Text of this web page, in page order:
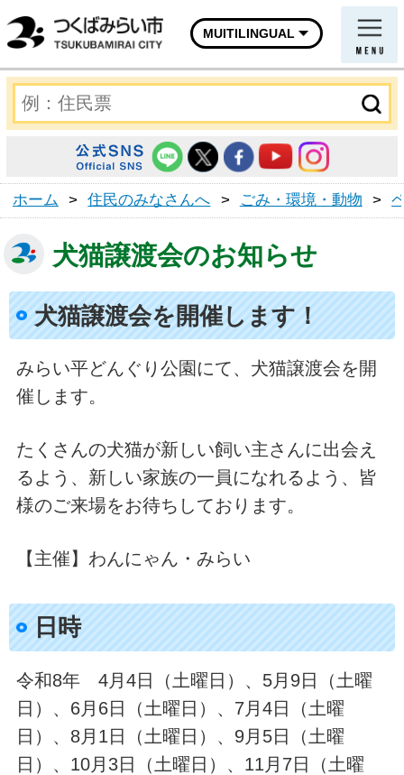
MUITILINGUAL
ホーム > 住民のみなさんへ > ごみ・環境・動物 >
犬猫譲渡会のお知らせ
犬猫譲渡会を開催します！
みらい平どんぐり公園にて、犬猫譲渡会を開
催します。
たくさんの犬猫が新しい飼い主さんに出会え
るよう、新しい家族の一員になれるよう、皆
様のご来場をお待ちしております。
【主催】わんにゃん・みらい
日時
令和8年 4月4日（土曜日）、5月9日（土曜
日）、6月6日（土曜日）、7月4日（土曜
日）、8月1日（土曜日）、9月5日（土曜
日）、10月3日（土曜日）、11月7日（土曜